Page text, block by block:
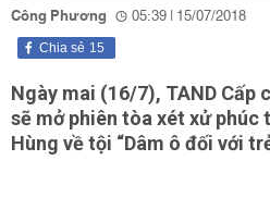
Công Phương 05:39 | 15/07/2018
15
Chia sẻ
Ngày mai (16/7), TAND Cấp
sẽ mở phiên tòa xét xử phúc
Hùng về tội “Dâm ô đối với